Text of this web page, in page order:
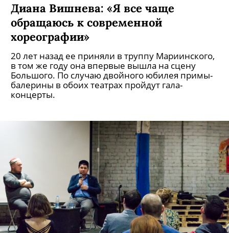
Диана Вишнева: «Я все чаще
обращаюсь к современной
хореографии»
20 лет назад ее приняли в труппу Мариин­ского,
в том же году она впервые вышла на сцену
Большого. По случаю двойного юбилея примы-
балерины в обоих театрах пройдут гала-
концерты.